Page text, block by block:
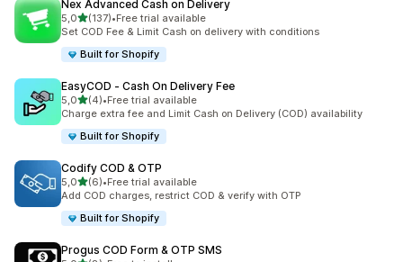
Nex Advanced Cash on Delivery
5,0/ 5 tähteä
(137)
137 arvostelua yhteensä
•Free trial available
Set COD Fee & Limit Cash on delivery with conditions
Built for Shopify
EasyCOD ‑ Cash On Delivery Fee
5,0/ 5 tähteä
(4)
4 arvostelua yhteensä
•Free trial available
Charge extra fee and Limit Cash on Delivery (COD) availability
Built for Shopify
Codify COD & OTP
5,0/ 5 tähteä
(6)
6 arvostelua yhteensä
•Free trial available
Add COD charges, restrict COD & verify with OTP
Built for Shopify
Progus COD Form & OTP SMS